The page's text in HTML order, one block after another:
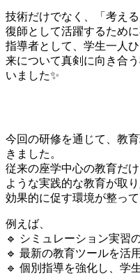
技術だけでなく、「考え
復師として活躍するために
指導者として、学生一人
来について真剣に向き合
いました✨
今回の研修を通じて、教
きました。
従来の座学中心の教育だ
ような実践的な教育が取
効果的に促す環境が整っ
例えば、
🔹 シミュレーション実習
🔹 最新の教育ツールを活
🔹 個別指導を強化し、学